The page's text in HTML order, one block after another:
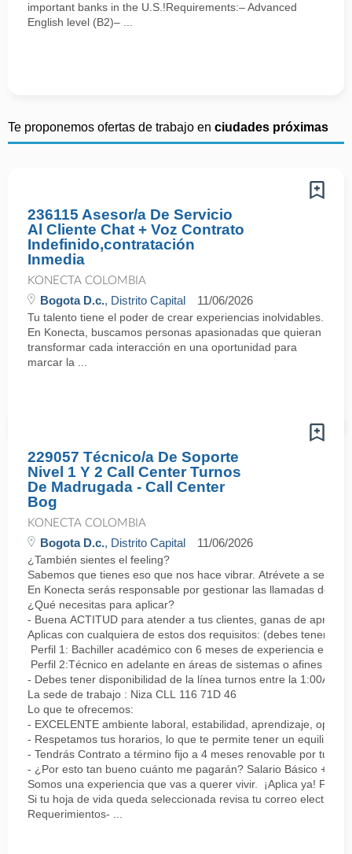
important banks in the U.S.!Requirements:– Advanced
English level (B2)– ...
Te proponemos ofertas de trabajo en ciudades próximas
236115 Asesor/a De Servicio
Al Cliente Chat + Voz Contrato
Indefinido,contratación
Inmedia
KONECTA COLOMBIA
Bogota D.c., Distrito Capital 11/06/2026
Tu talento tiene el poder de crear experiencias inolvidables.
En Konecta, buscamos personas apasionadas que quieran
transformar cada interacción en una oportunidad para
marcar la ...
229057 Técnico/a De Soporte
Nivel 1 Y 2 Call Center Turnos
De Madrugada - Call Center
Bog
KONECTA COLOMBIA
Bogota D.c., Distrito Capital 11/06/2026
¿También sientes el feeling?
Sabemos que tienes eso que nos hace vibrar. Atrévete a ser
En Konecta serás responsable por gestionar las llamadas de
¿Qué necesitas para aplicar?
- Buena ACTITUD para atender a tus clientes, ganas de
Aplicas con cualquiera de estos dos requisitos: (debes tener
Perfil 1: Bachiller académico con 6 meses de experiencia en
Perfil 2:Técnico en adelante en áreas de sistemas o afines
- Debes tener disponibilidad de la línea turnos entre la 1:00AM
La sede de trabajo : Niza CLL 116 71D 46
Lo que te ofrecemos:
- EXCELENTE ambiente laboral, estabilidad, aprendizaje,
- Respetamos tus horarios, lo que te permite tener un equilibrio
- Tendrás Contrato a término fijo a 4 meses renovable por tu
- ¿Por esto tan bueno cuánto me pagarán? Salario Básico +
Somos una experiencia que vas a querer vivir. ¡Aplica ya!
Si tu hoja de vida queda seleccionada revisa tu correo
Requerimientos- ...